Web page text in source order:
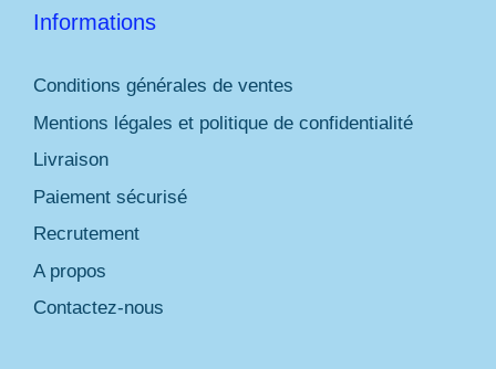
Informations
Conditions générales de ventes
Mentions légales et politique de confidentialité
Livraison
Paiement sécurisé
Recrutement
A propos
Contactez-nous